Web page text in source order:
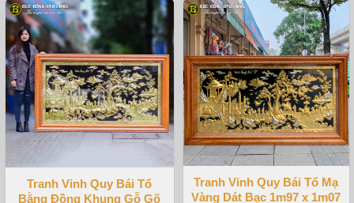
Tranh Vinh Quy Bái Tổ
Bằng Đồng Khung Gỗ Gõ
Tranh Vinh Quy Bái Tổ Mạ
Vàng Dát Bạc 1m97 x 1m07